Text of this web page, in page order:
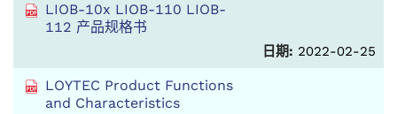
LIOB-10x LIOB-110 LIOB-
112 产品规格书
日期: 2022-02-25
LOYTEC Product Functions
and Characteristics